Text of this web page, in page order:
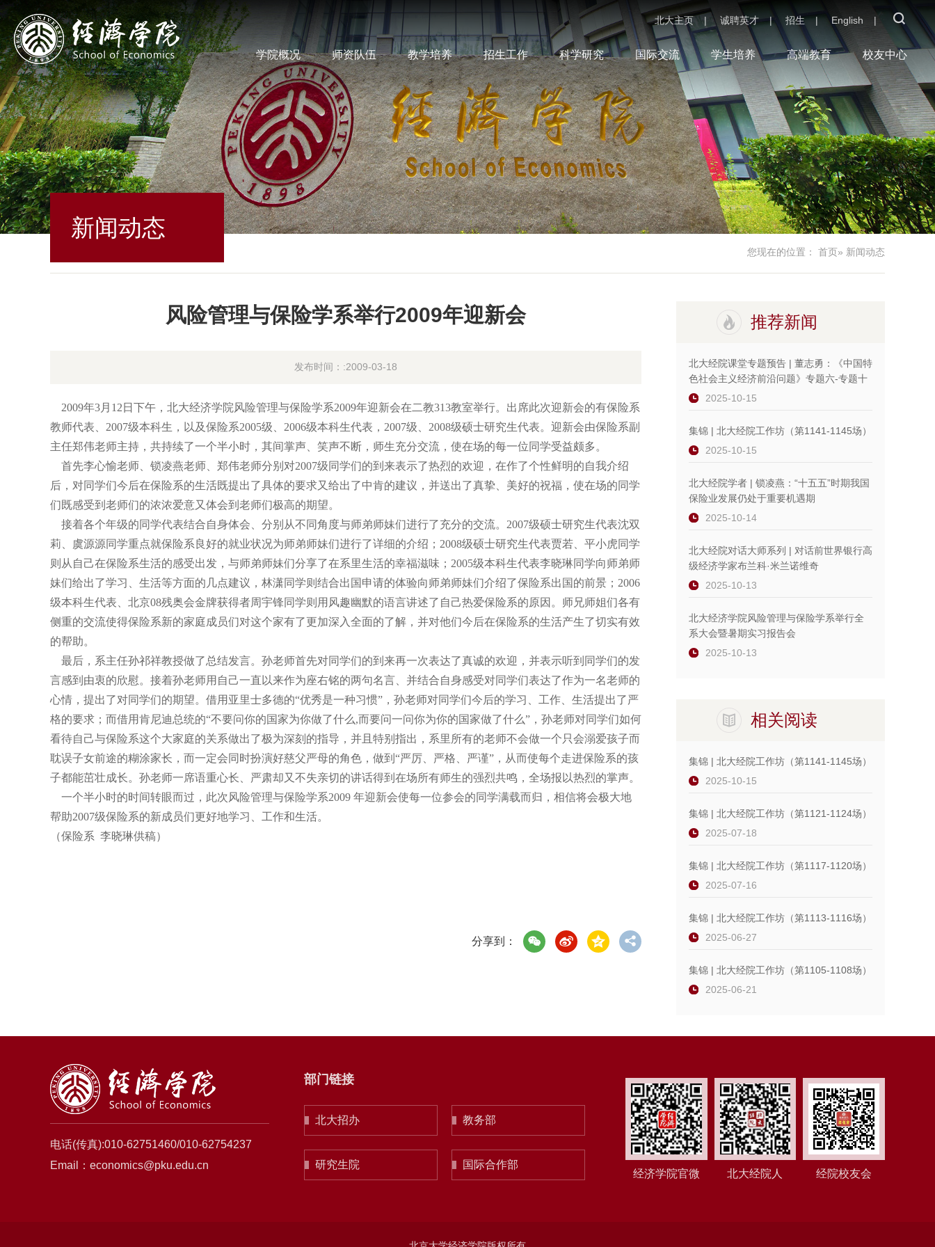
北大主页 | 诚聘英才 | 招生 | English |
学院概况 师资队伍 教学培养 招生工作 科学研究 国际交流 学生培养 高端教育 校友中心
新闻动态
您现在的位置： 首页» 新闻动态
推荐新闻
北大经院课堂专题预告 | 董志勇：《中国特
色社会主义经济前沿问题》专题六-专题十
2025-10-15
集锦 | 北大经院工作坊（第1141-1145场）
2025-10-15
北大经院学者 | 锁凌燕：“十五五”时期我国
保险业发展仍处于重要机遇期
2025-10-14
北大经院对话大师系列 | 对话前世界银行高
级经济学家布兰科·米兰诺维奇
2025-10-13
北大经济学院风险管理与保险学系举行全
系大会暨暑期实习报告会
2025-10-13
相关阅读
集锦 | 北大经院工作坊（第1141-1145场）
2025-10-15
集锦 | 北大经院工作坊（第1121-1124场）
2025-07-18
集锦 | 北大经院工作坊（第1117-1120场）
2025-07-16
集锦 | 北大经院工作坊（第1113-1116场）
2025-06-27
集锦 | 北大经院工作坊（第1105-1108场）
2025-06-21
风险管理与保险学系举行2009年迎新会
发布时间：:2009-03-18
2009年3月12日下午，北大经济学院风险管理与保险学系2009年迎新会在二教313教室举行。出席此次迎新会的有保险系
教师代表、2007级本科生，以及保险系2005级、2006级本科生代表，2007级、2008级硕士研究生代表。迎新会由保险系副
主任郑伟老师主持，共持续了一个半小时，其间掌声、笑声不断，师生充分交流，使在场的每一位同学受益颇多。
首先李心愉老师、锁凌燕老师、郑伟老师分别对2007级同学们的到来表示了热烈的欢迎，在作了个性鲜明的自我介绍
后，对同学们今后在保险系的生活既提出了具体的要求又给出了中肯的建议，并送出了真挚、美好的祝福，使在场的同学
们既感受到老师们的浓浓爱意又体会到老师们极高的期望。
接着各个年级的同学代表结合自身体会、分别从不同角度与师弟师妹们进行了充分的交流。2007级硕士研究生代表沈双
莉、虞源源同学重点就保险系良好的就业状况为师弟师妹们进行了详细的介绍；2008级硕士研究生代表贾若、平小虎同学
则从自己在保险系生活的感受出发，与师弟师妹们分享了在系里生活的幸福滋味；2005级本科生代表李晓琳同学向师弟师
妹们给出了学习、生活等方面的几点建议，林潇同学则结合出国申请的体验向师弟师妹们介绍了保险系出国的前景；2006
级本科生代表、北京08残奥会金牌获得者周宇锋同学则用风趣幽默的语言讲述了自己热爱保险系的原因。师兄师姐们各有
侧重的交流使得保险系新的家庭成员们对这个家有了更加深入全面的了解，并对他们今后在保险系的生活产生了切实有效
的帮助。
最后，系主任孙祁祥教授做了总结发言。孙老师首先对同学们的到来再一次表达了真诚的欢迎，并表示听到同学们的发
言感到由衷的欣慰。接着孙老师用自己一直以来作为座右铭的两句名言、并结合自身感受对同学们表达了作为一名老师的
心情，提出了对同学们的期望。借用亚里士多德的“优秀是一种习惯”，孙老师对同学们今后的学习、工作、生活提出了严
格的要求；而借用肯尼迪总统的“不要问你的国家为你做了什么,而要问一问你为你的国家做了什么”，孙老师对同学们如何
看待自己与保险系这个大家庭的关系做出了极为深刻的指导，并且特别指出，系里所有的老师不会做一个只会溺爱孩子而
耽误子女前途的糊涂家长，而一定会同时扮演好慈父严母的角色，做到“严厉、严格、严谨”，从而使每个走进保险系的孩
子都能茁壮成长。孙老师一席语重心长、严肃却又不失亲切的讲话得到在场所有师生的强烈共鸣，全场报以热烈的掌声。
一个半小时的时间转眼而过，此次风险管理与保险学系2009 年迎新会使每一位参会的同学满载而归，相信将会极大地
帮助2007级保险系的新成员们更好地学习、工作和生活。
（保险系 李晓琳供稿）
分享到：
电话(传真):010-62751460/010-62754237
Email：economics@pku.edu.cn
部门链接
北大招办 教务部
研究生院 国际合作部
经济学院官微 北大经院人 经院校友会